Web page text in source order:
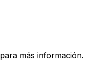
para más información.